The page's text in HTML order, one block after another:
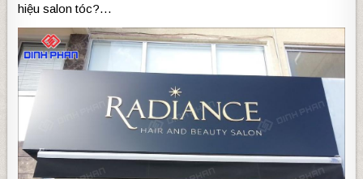
hiệu salon tóc?…